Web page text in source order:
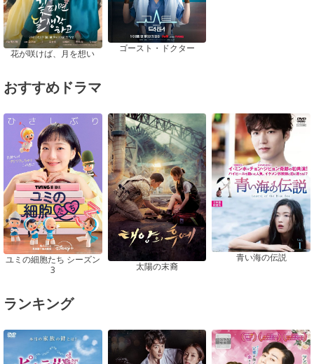
花が咲けば、月を想い ゴースト・ドクター
おすすめドラマ
ユミの細胞たち シーズン
3
太陽の末裔
青い海の伝説
ランキング